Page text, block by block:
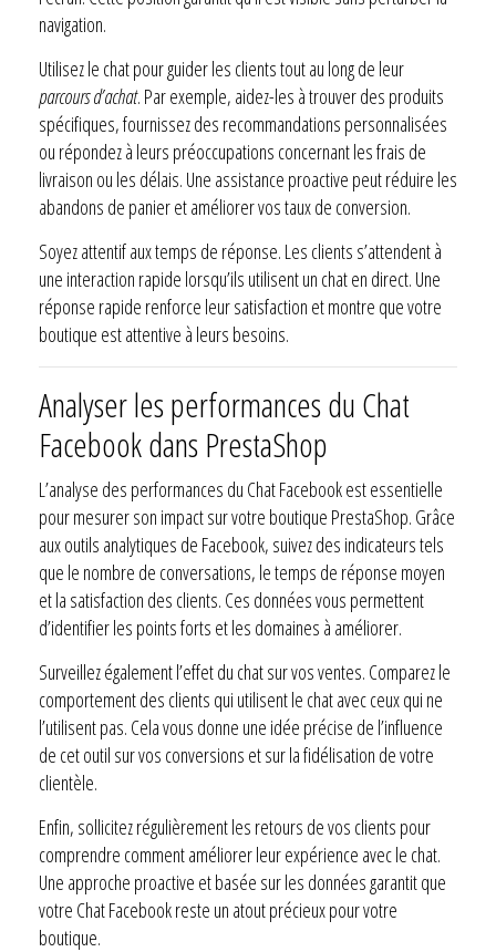
navigation.
Utilisez le chat pour guider les clients tout au long de leur
parcours d’achat. Par exemple, aidez-les à trouver des produits
spécifiques, fournissez des recommandations personnalisées
ou répondez à leurs préoccupations concernant les frais de
livraison ou les délais. Une assistance proactive peut réduire les
abandons de panier et améliorer vos taux de conversion.
Soyez attentif aux temps de réponse. Les clients s’attendent à
une interaction rapide lorsqu’ils utilisent un chat en direct. Une
réponse rapide renforce leur satisfaction et montre que votre
boutique est attentive à leurs besoins.
Analyser les performances du Chat
Facebook dans PrestaShop
L’analyse des performances du Chat Facebook est essentielle
pour mesurer son impact sur votre boutique PrestaShop. Grâce
aux outils analytiques de Facebook, suivez des indicateurs tels
que le nombre de conversations, le temps de réponse moyen
et la satisfaction des clients. Ces données vous permettent
d’identifier les points forts et les domaines à améliorer.
Surveillez également l’effet du chat sur vos ventes. Comparez le
comportement des clients qui utilisent le chat avec ceux qui ne
l’utilisent pas. Cela vous donne une idée précise de l’influence
de cet outil sur vos conversions et sur la fidélisation de votre
clientèle.
Enfin, sollicitez régulièrement les retours de vos clients pour
comprendre comment améliorer leur expérience avec le chat.
Une approche proactive et basée sur les données garantit que
votre Chat Facebook reste un atout précieux pour votre
boutique.